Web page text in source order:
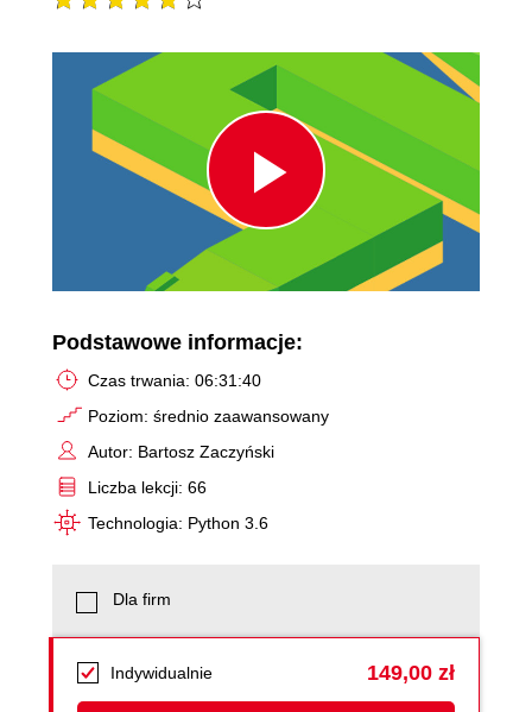
Play
Video
Podstawowe informacje:
Czas trwania: 06:31:40
Poziom: średnio zaawansowany
Autor: Bartosz Zaczyński
Liczba lekcji: 66
Technologia: Python 3.6
Dla firm
Indywidualnie 149,00 zł